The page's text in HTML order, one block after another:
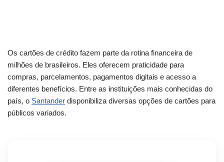
Os cartões de crédito fazem parte da rotina financeira de
milhões de brasileiros. Eles oferecem praticidade para
compras, parcelamentos, pagamentos digitais e acesso a
diferentes benefícios. Entre as instituições mais conhecidas do
país, o Santander disponibiliza diversas opções de cartões para
públicos variados.